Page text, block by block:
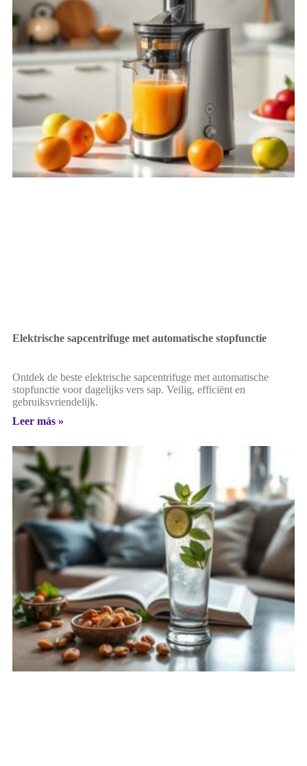
Elektrische sapcentrifuge met automatische stopfunctie
Ontdek de beste elektrische sapcentrifuge met automatische
stopfunctie voor dagelijks vers sap. Veilig, efficiënt en
gebruiksvriendelijk.
Leer más »